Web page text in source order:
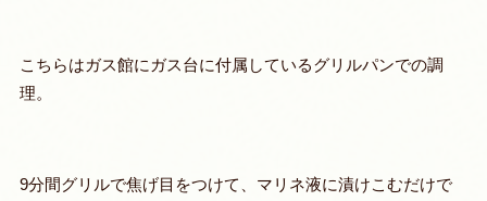
こちらはガス館にガス台に付属しているグリルパンでの調
理。
9分間グリルで焦げ目をつけて、マリネ液に漬けこむだけで